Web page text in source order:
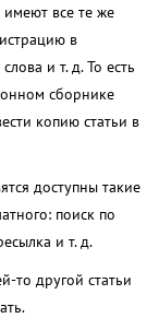
все те же
в
и т. д. То есть
сборнике
копию статьи в
доступны такие
поиск по
и т. д.
то другой статьи